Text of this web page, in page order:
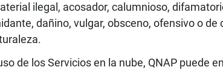
ilegal, acosador, calumnioso,
dañino, vulgar, obsceno, ofensivo o
de los Servicios en la nube, QNAP puede